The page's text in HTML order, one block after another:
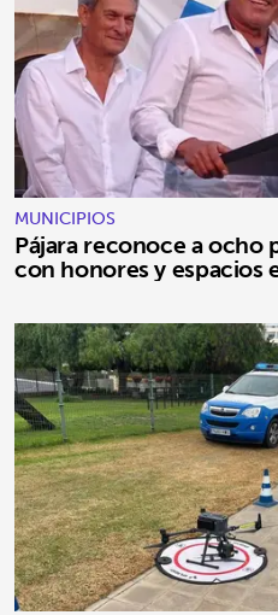
MUNICIPIOS
Pájara reconoce a ocho
con honores y espacios